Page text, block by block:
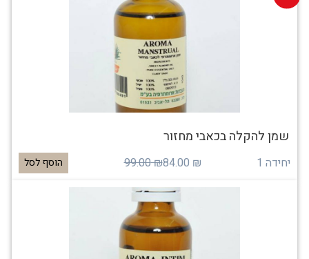
שמן להקלה בכאבי מחזור
יחידה 1 ₪ 84.00
₪ 99.00 הוסף לסל